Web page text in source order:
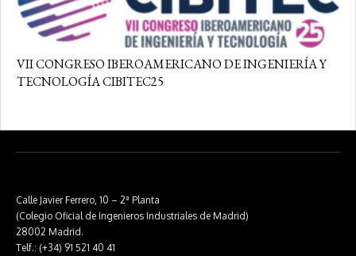
VII CONGRESO IBEROAMERICANO DE INGENIERÍA Y
TECNOLOGÍA CIBITEC25
Calle Javier Ferrero, 10 – 2ª Planta
(Colegio Oficial de Ingenieros Industriales de Madrid)
28002 Madrid.
Telf.: (+34) 91 521 40 41